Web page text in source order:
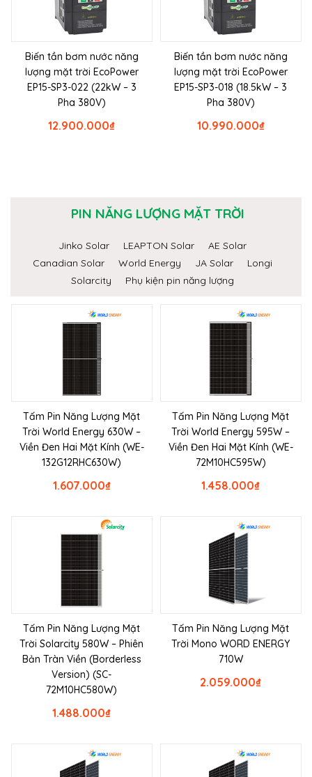
Biến tần bơm nước năng
lượng mặt trời EcoPower
EP15-SP3-022 (22kW – 3
Pha 380V)
₫
12.900.000
Biến tần bơm nước năng
lượng mặt trời EcoPower
EP15-SP3-018 (18.5kW – 3
Pha 380V)
₫
10.990.000
PIN NĂNG LƯỢNG MẶT TRỜI
Jinko Solar LEAPTON Solar
AE Solar
Canadian Solar
World Energy JA Solar
Longi
Solarcity
Phụ kiện pin năng lượng
Tấm Pin Năng Lượng Mặt
Trời World Energy 630W –
Viền Đen Hai Mặt Kính (WE-
132G12RHC630W)
₫
1.607.000
Tấm Pin Năng Lượng Mặt
Trời World Energy 595W –
Viền Đen Hai Mặt Kính (WE-
72M10HC595W)
₫
1.458.000
Tấm Pin Năng Lượng Mặt
Trời Solarcity 580W – Phiên
Bản Tràn Viền (Borderless
Version) (SC-
72M10HC580W)
₫
1.488.000
Tấm Pin Năng Lượng Mặt
Trời Mono WORD ENERGY
710W
₫
2.059.000